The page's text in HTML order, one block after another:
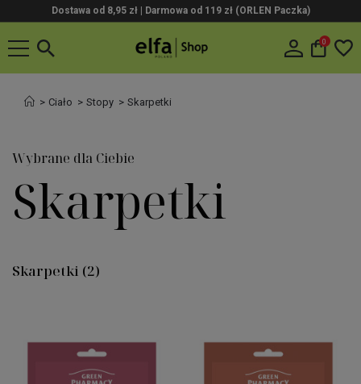
Dostawa od 8,95 zł | Darmowa od 119 zł (ORLEN Paczka)
0
Ciało Stopy Skarpetki
Wybrane dla Ciebie
Skarpetki
Skarpetki (2)